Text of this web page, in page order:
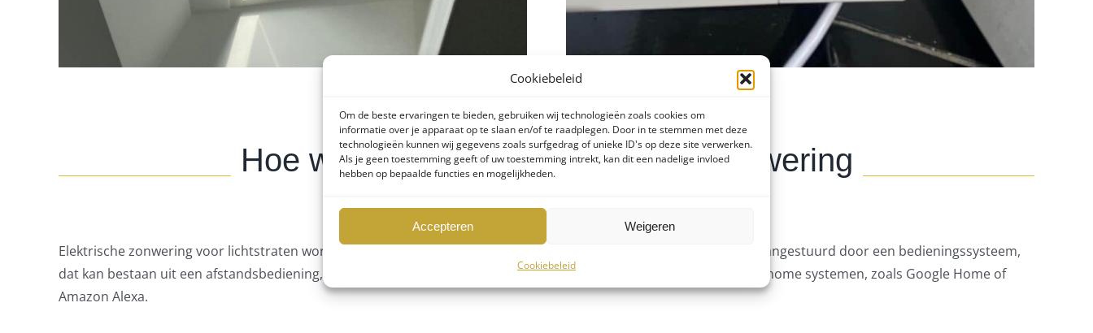
Cookiebeleid
Om de beste ervaringen te bieden, gebruiken wij technologieën zoals cookies om
informatie over je apparaat op te slaan en/of te raadplegen. Door in te stemmen met deze
technologieën kunnen wij gegevens zoals surfgedrag of unieke ID's op deze site verwerken.
Als je geen toestemming geeft of uw toestemming intrekt, kan dit een nadelige invloed
hebben op bepaalde functies en mogelijkheden.
Accepteren Weigeren
Cookiebeleid
Hoe werkt elektrische lichtstraat zonwering
Elektrische zonwering voor lichtstraten wordt bediend door middel van een elektrische motor. Deze motor wordt aangestuurd door een bedieningssysteem,
dat kan bestaan uit een afstandsbediening, schakelaar of app. Sommige systemen zijn ook te integreren met smart home systemen, zoals Google Home of
Amazon Alexa.